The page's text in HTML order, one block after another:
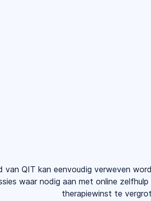
van QIT kan eenvoudig verweven
waar nodig aan met online
therapiewinst te